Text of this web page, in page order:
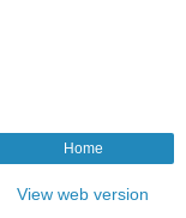
Home
View web version